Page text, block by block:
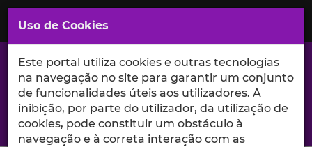
Saltar
para
Conteúdo
Principal
A excelência da investigação e ciência no Iscte
Uso de Cookies
Este portal utiliza cookies e outras tecnologias
na navegação no site para garantir um conjunto
de funcionalidades úteis aos utilizadores. A
inibição, por parte do utilizador, da utilização de
cookies, pode constituir um obstáculo à
navegação e à correta interação com as